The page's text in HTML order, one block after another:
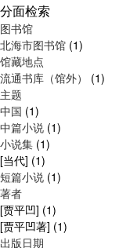
分面检索
图书馆
北海市图书馆 (1)
馆藏地点
流通书库（馆外） (1)
主题
中国 (1)
中篇小说 (1)
小说集 (1)
[当代] (1)
短篇小说 (1)
著者
[贾平凹] (1)
[贾平凹著] (1)
出版日期